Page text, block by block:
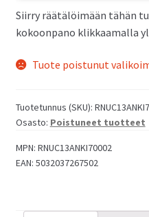
Siirry räätälöimään tähän
kokoonpano klikkaamalla
Tuote poistunut
Tuotetunnus (SKU): RNUC13ANKI7
Osasto: Poistuneet tuotteet
MPN: RNUC13ANKI70002
EAN: 5032037267502